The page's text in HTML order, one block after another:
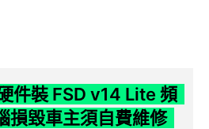
件裝 FSD v14 Lite 頻
損毀車主須自費維修